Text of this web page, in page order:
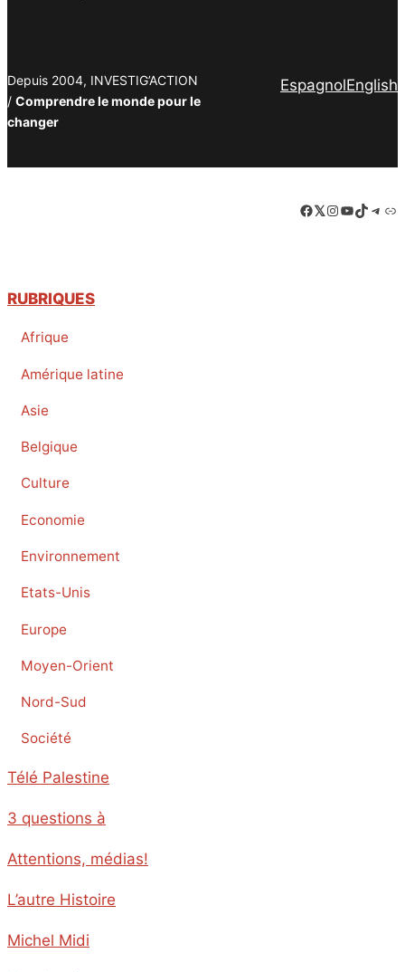
Depuis 2004, INVESTIG’ACTION
/ Comprendre le monde pour le
changer
EspagnolEnglish
Facebook
LinkedIn
Instagram
YouTube
TikTok
RUBRIQUES
Afrique
Amérique latine
Asie
Belgique
Culture
Economie
Environnement
Etats-Unis
Europe
Moyen-Orient
Nord-Sud
Société
Télé Palestine
3 questions à
Attentions, médias!
L’autre Histoire
Michel Midi